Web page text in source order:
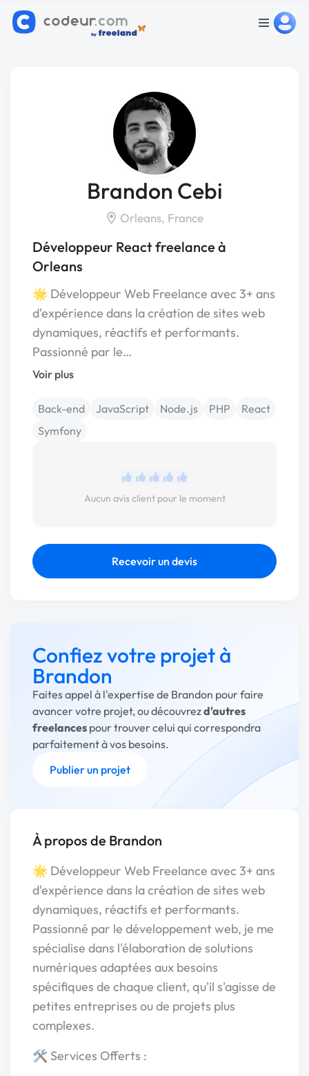
Brandon Cebi
Orleans, France
Développeur React freelance à
Orleans
🌟 Développeur Web Freelance avec 3+ ans
d'expérience dans la création de sites web
dynamiques, réactifs et performants.
Passionné par le…
Voir plus
Back-end JavaScript Node.js PHP
React
Symfony
Aucun avis client pour le moment
Recevoir un devis
Confiez votre projet à
Brandon
Faites appel à l'expertise de Brandon pour faire
avancer votre projet, ou découvrezd'autres
freelances pour trouver celui qui correspondra
parfaitement à vos besoins.
Publier un projet
À propos de Brandon
🌟 Développeur Web Freelance avec 3+ ans
d'expérience dans la création de sites web
dynamiques, réactifs et performants.
Passionné par le développement web, je me
spécialise dans l'élaboration de solutions
numériques adaptées aux besoins
spécifiques de chaque client, qu'il s'agisse de
petites entreprises ou de projets plus
complexes.
🛠 Services Offerts :